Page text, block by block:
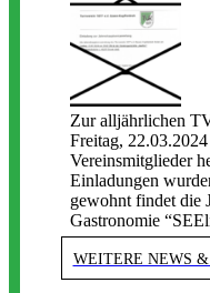
Zur alljährlichen
Freitag,
Vereinsmitglieder
Einladungen
gewohnt findet
Gastronomie
WEITERE NEWS